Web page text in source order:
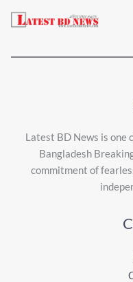
Latest BD News is one
Bangladesh
commitment of